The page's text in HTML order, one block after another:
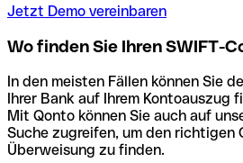
Jetzt Demo vereinbaren
Wo finden Sie Ihren SWIFT-
In den meisten Fällen können Sie
Ihrer Bank auf Ihrem Kontoauszug
Mit Qonto können Sie auch auf
Suche zugreifen, um den richtigen
Überweisung zu finden.